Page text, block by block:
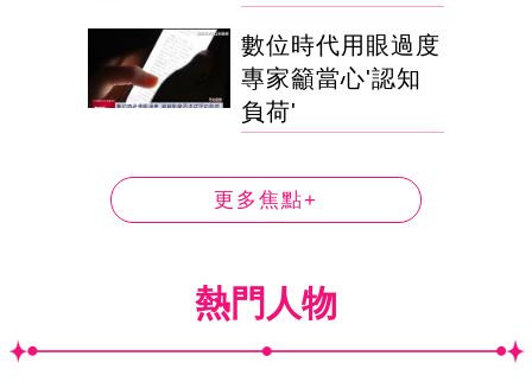
數位時代用眼過度
專家籲當心'認知
負荷'
更多焦點+
熱門人物